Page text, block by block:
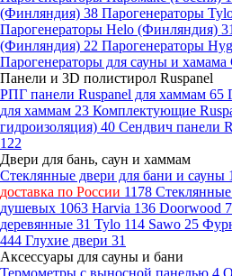
(Финляндия) 38 Парогенераторы
Парогенераторы Helo (Финляндия) 31
(Финляндия) 22 Парогенераторы
Парогенераторы для сауны и хамама
Панели и 3D полистирол Ruspanel
РПГ панели Ruspanel для хаммам 65
для хаммам 23 Комплектующие
гидроизоляция) 40 Сендвич панели
122
Двери для бань, саун и хаммам
Стеклянные двери для бани и сауны
доставка по России 1178
душевых 1063 Harvia 136 Doorwood
деревянные 31 Tylo 114 Sawo 25
444 Глухие двери 31
Аксессуары для сауны и бани
Термометры с выносной панелью 4